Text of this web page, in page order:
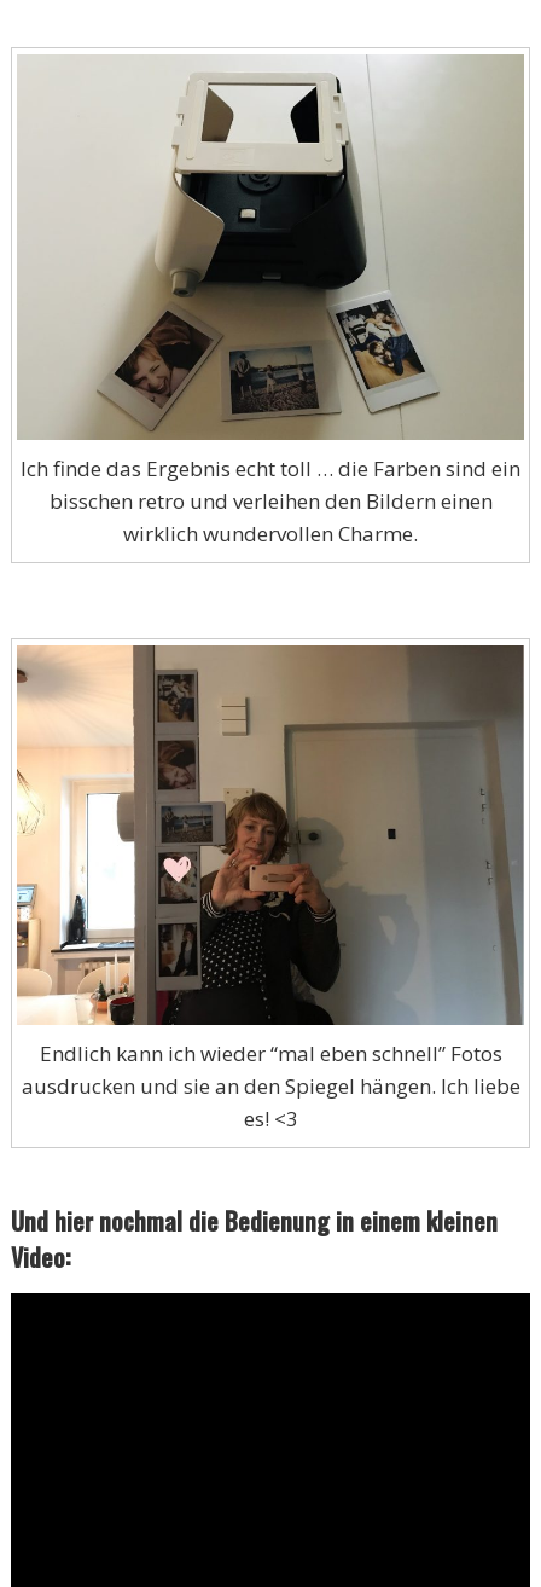
Ich finde das Ergebnis echt toll … die Farben sind ein
bisschen retro und verleihen den Bildern einen
wirklich wundervollen Charme.
Endlich kann ich wieder “mal eben schnell” Fotos
ausdrucken und sie an den Spiegel hängen. Ich liebe
es! <3
Und hier nochmal die Bedienung in einem kleinen
Video: